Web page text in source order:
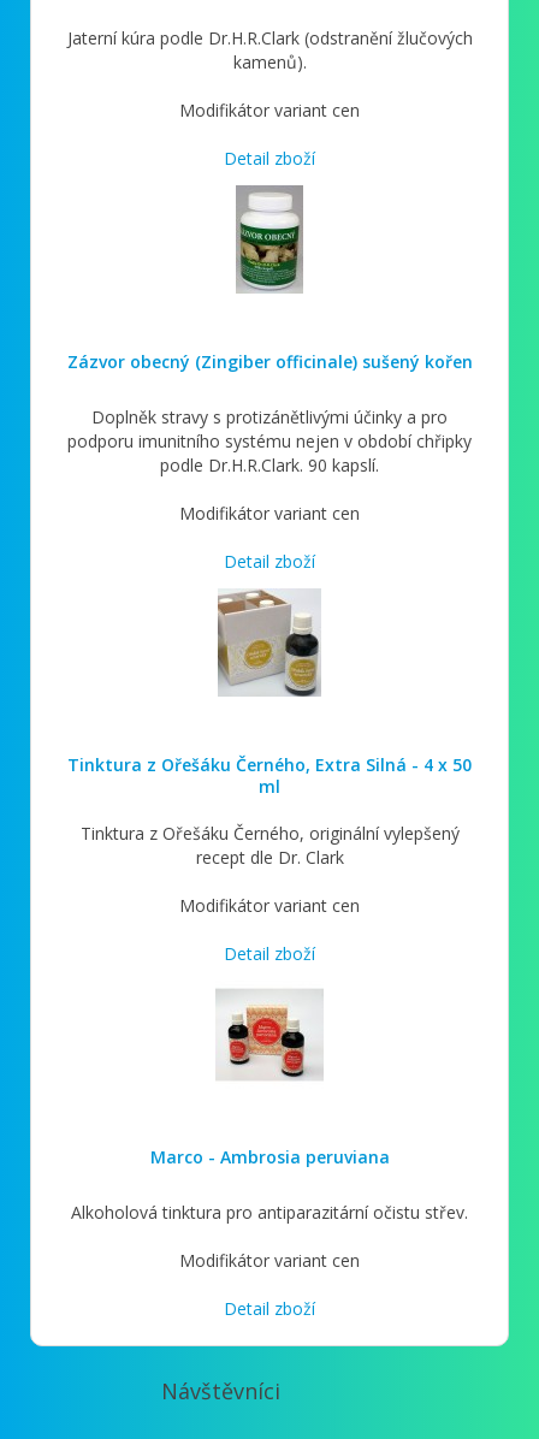
Jaterní kúra podle Dr.H.R.Clark (odstranění žlučových
kamenů).
Modifikátor variant cen
Detail zboží
Zázvor obecný (Zingiber officinale) sušený kořen
Doplněk stravy s protizánětlivými účinky a pro
podporu imunitního systému nejen v období chřipky
podle Dr.H.R.Clark. 90 kapslí.
Modifikátor variant cen
Detail zboží
Tinktura z Ořešáku Černého, Extra Silná - 4 x 50
ml
Tinktura z Ořešáku Černého, originální vylepšený
recept dle Dr. Clark
Modifikátor variant cen
Detail zboží
Marco - Ambrosia peruviana
Alkoholová tinktura pro antiparazitární očistu střev.
Modifikátor variant cen
Detail zboží
Návštěvníci